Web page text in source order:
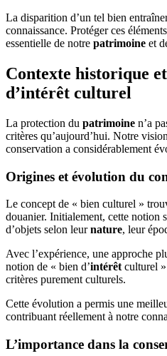
La disparition d’un tel bien
connaissance. Protéger ces
essentielle de notre patrimoine et
Contexte historique
d’intérêt culturel
La protection du patrimoine n’a
critères qu’aujourd’hui. Notre
conservation a considérablement
Origines et évolution du
Le concept de « bien culturel »
douanier. Initialement, cette notion
d’objets selon leurnature, leur
Avec l’expérience, une approche
notion de « bien d’intérêt culturel »
critères purement culturels.
Cette évolution a permis une
contribuant réellement à notre
L’importance dans la